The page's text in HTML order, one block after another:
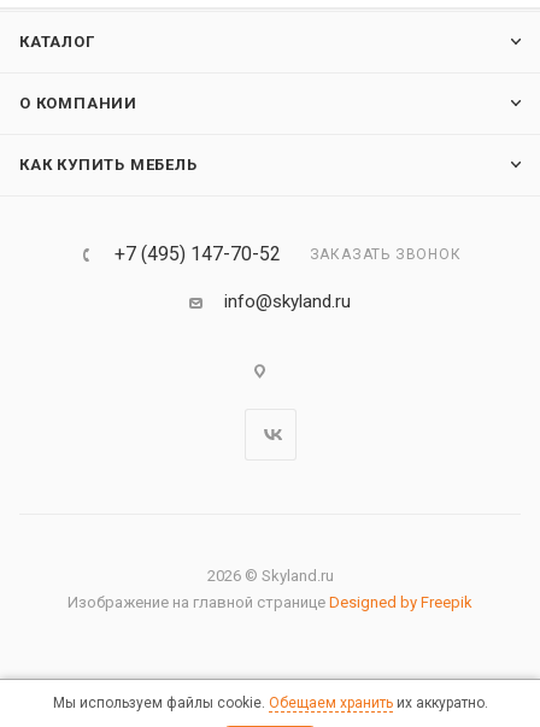
КАТАЛОГ
О КОМПАНИИ
КАК КУПИТЬ МЕБЕЛЬ
+7 (495) 147-70-52 ЗАКАЗАТЬ ЗВОНОК
info@skyland.ru
2026 © Skyland.ru
Изображение на главной странице Designed by Freepik
Правовая информация
Мы используем файлы cookie. Обещаем хранитьих аккуратно.